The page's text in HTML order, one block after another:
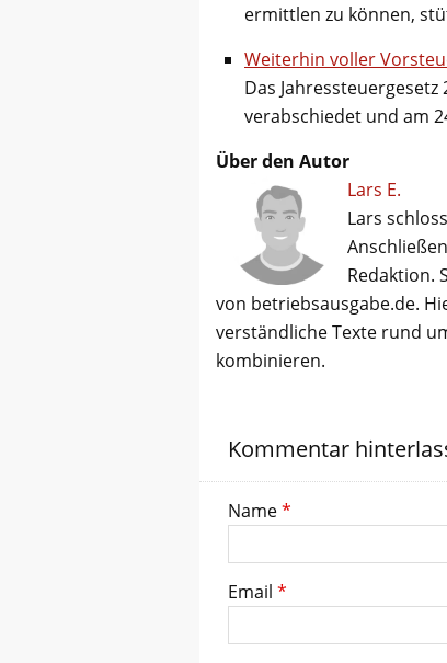
ermittlen zu können,
Weiterhin voller
Das
verabschiedet und am
Über den Autor
Lars E.
Lars
Redaktion.
von betriebsausgabe.de.
verständliche Texte rund
kombinieren.
Kommentar
Name*
Email *